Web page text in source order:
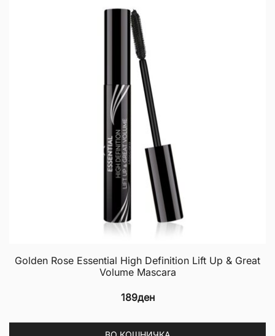
Golden Rose Essential High Definition Lift Up & Great
Volume Mascara
189ден